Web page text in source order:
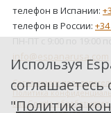
телефон в Испании:
телефон в России:
info@espanarusa.com
Соглашение
Политика
Как Google
Используя
соглашаетесь
"Политика